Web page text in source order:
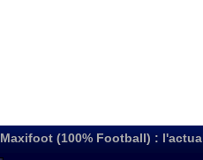
Maxifoot (100% Football) :